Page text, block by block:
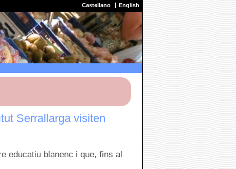
Castellano English
Serrallarga visiten
educatiu blanenc i que, fins al